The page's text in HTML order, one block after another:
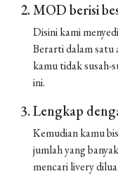
MOD berisi
Disini kami
Berarti dalam
kamu tidak susah-
ini.
Lengkap
Kemudian kamu
jumlah yang
mencari livery